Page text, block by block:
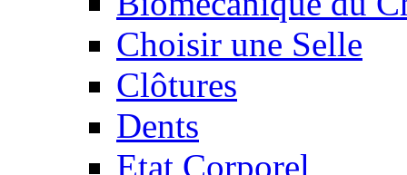
Choisir une Selle
Clôtures
Dents
Etat Corporel